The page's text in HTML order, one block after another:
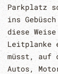
Parkplatz
ins
diese
Leitplanke
müsst, auf
Autos,